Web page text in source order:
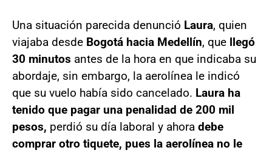
Una situación parecida denunció Laura, quien
viajaba desde Bogotá hacia Medellín, que llegó
30 minutos antes de la hora en que indicaba su
abordaje, sin embargo, la aerolínea le indicó
que su vuelo había sido cancelado. Laura ha
tenido que pagar una penalidad de 200 mil
pesos, perdió su día laboral y ahora debe
comprar otro tiquete, pues la aerolínea no le